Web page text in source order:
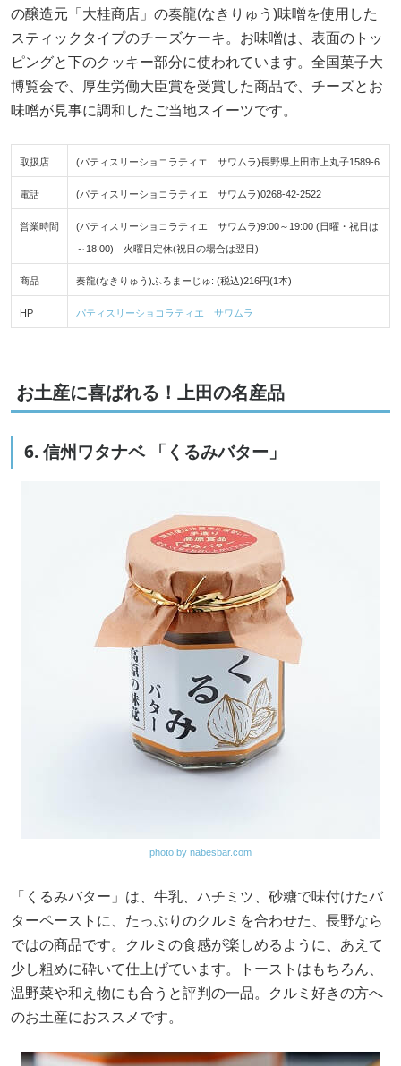
の醸造元「大桂商店」の奏龍(なきりゅう)味噌を使用した
スティックタイプのチーズケーキ。お味噌は、表面のトッ
ピングと下のクッキー部分に使われています。全国菓子大
博覧会で、厚生労働大臣賞を受賞した商品で、チーズとお
味噌が見事に調和したご当地スイーツです。
取扱店 (パティスリーショコラティエ サワムラ)長野県上田市上丸子1589-6
電話 (パティスリーショコラティエ サワムラ)0268-42-2522
営業時間 (パティスリーショコラティエ サワムラ)9:00～19:00 (日曜・祝日は
～18:00) 火曜日定休(祝日の場合は翌日)
商品 奏龍(なきりゅう)ふろまーじゅ: (税込)216円(1本)
HP パティスリーショコラティエ サワムラ
お土産に喜ばれる！上田の名産品
6. 信州ワタナベ 「くるみバター」
photo by nabesbar.com
「くるみバター」は、牛乳、ハチミツ、砂糖で味付けたバ
ターペーストに、たっぷりのクルミを合わせた、長野なら
ではの商品です。クルミの食感が楽しめるように、あえて
少し粗めに砕いて仕上げています。トーストはもちろん、
温野菜や和え物にも合うと評判の一品。クルミ好きの方へ
のお土産におススメです。